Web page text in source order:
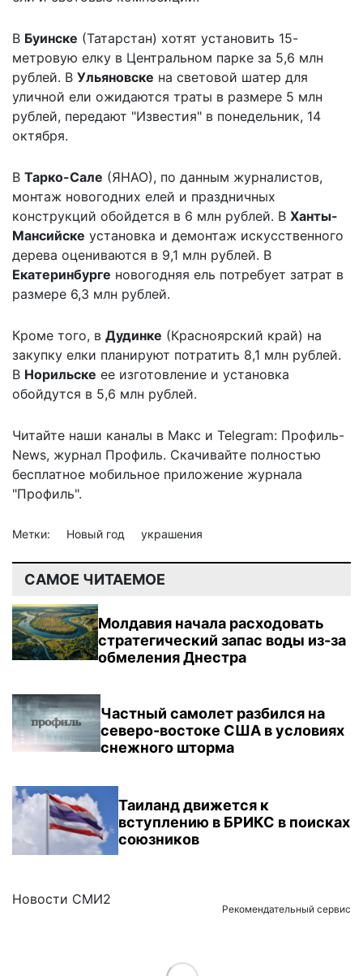
В Буинске (Татарстан) хотят установить 15-
метровую елку в Центральном парке за 5,6 млн
рублей. В Ульяновске на световой шатер для
уличной ели ожидаются траты в размере 5 млн
рублей, передают "Известия" в понедельник, 14
октября.
В Тарко-Сале (ЯНАО), по данным журналистов,
монтаж новогодних елей и праздничных
конструкций обойдется в 6 млн рублей. В Ханты-
Мансийске установка и демонтаж искусственного
дерева оцениваются в 9,1 млн рублей. В
Екатеринбурге новогодняя ель потребует затрат в
размере 6,3 млн рублей.
Кроме того, в Дудинке (Красноярский край) на
закупку елки планируют потратить 8,1 млн рублей.
В Норильске ее изготовление и установка
обойдутся в 5,6 млн рублей.
Читайте наши каналы в Макс и Telegram: Профиль-
News, журнал Профиль. Скачивайте полностью
бесплатное мобильное приложение журнала
"Профиль".
Метки: Новый год украшения
САМОЕ ЧИТАЕМОЕ
Молдавия начала расходовать
стратегический запас воды из-за
обмеления Днестра
Частный самолет разбился на
северо-востоке США в условиях
снежного шторма
Таиланд движется к
вступлению в БРИКС в поисках
союзников
Новости СМИ2
Рекомендательный сервис